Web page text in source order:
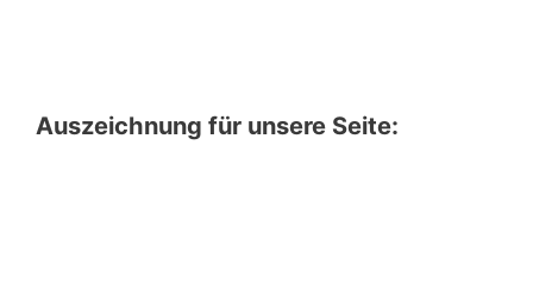
Auszeichnung für unsere Seite: